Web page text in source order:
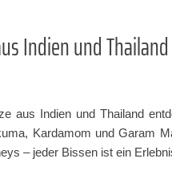
Indien und
aus Indien und Thailand
Kardamom und Garam
– jeder Bissen ist ein